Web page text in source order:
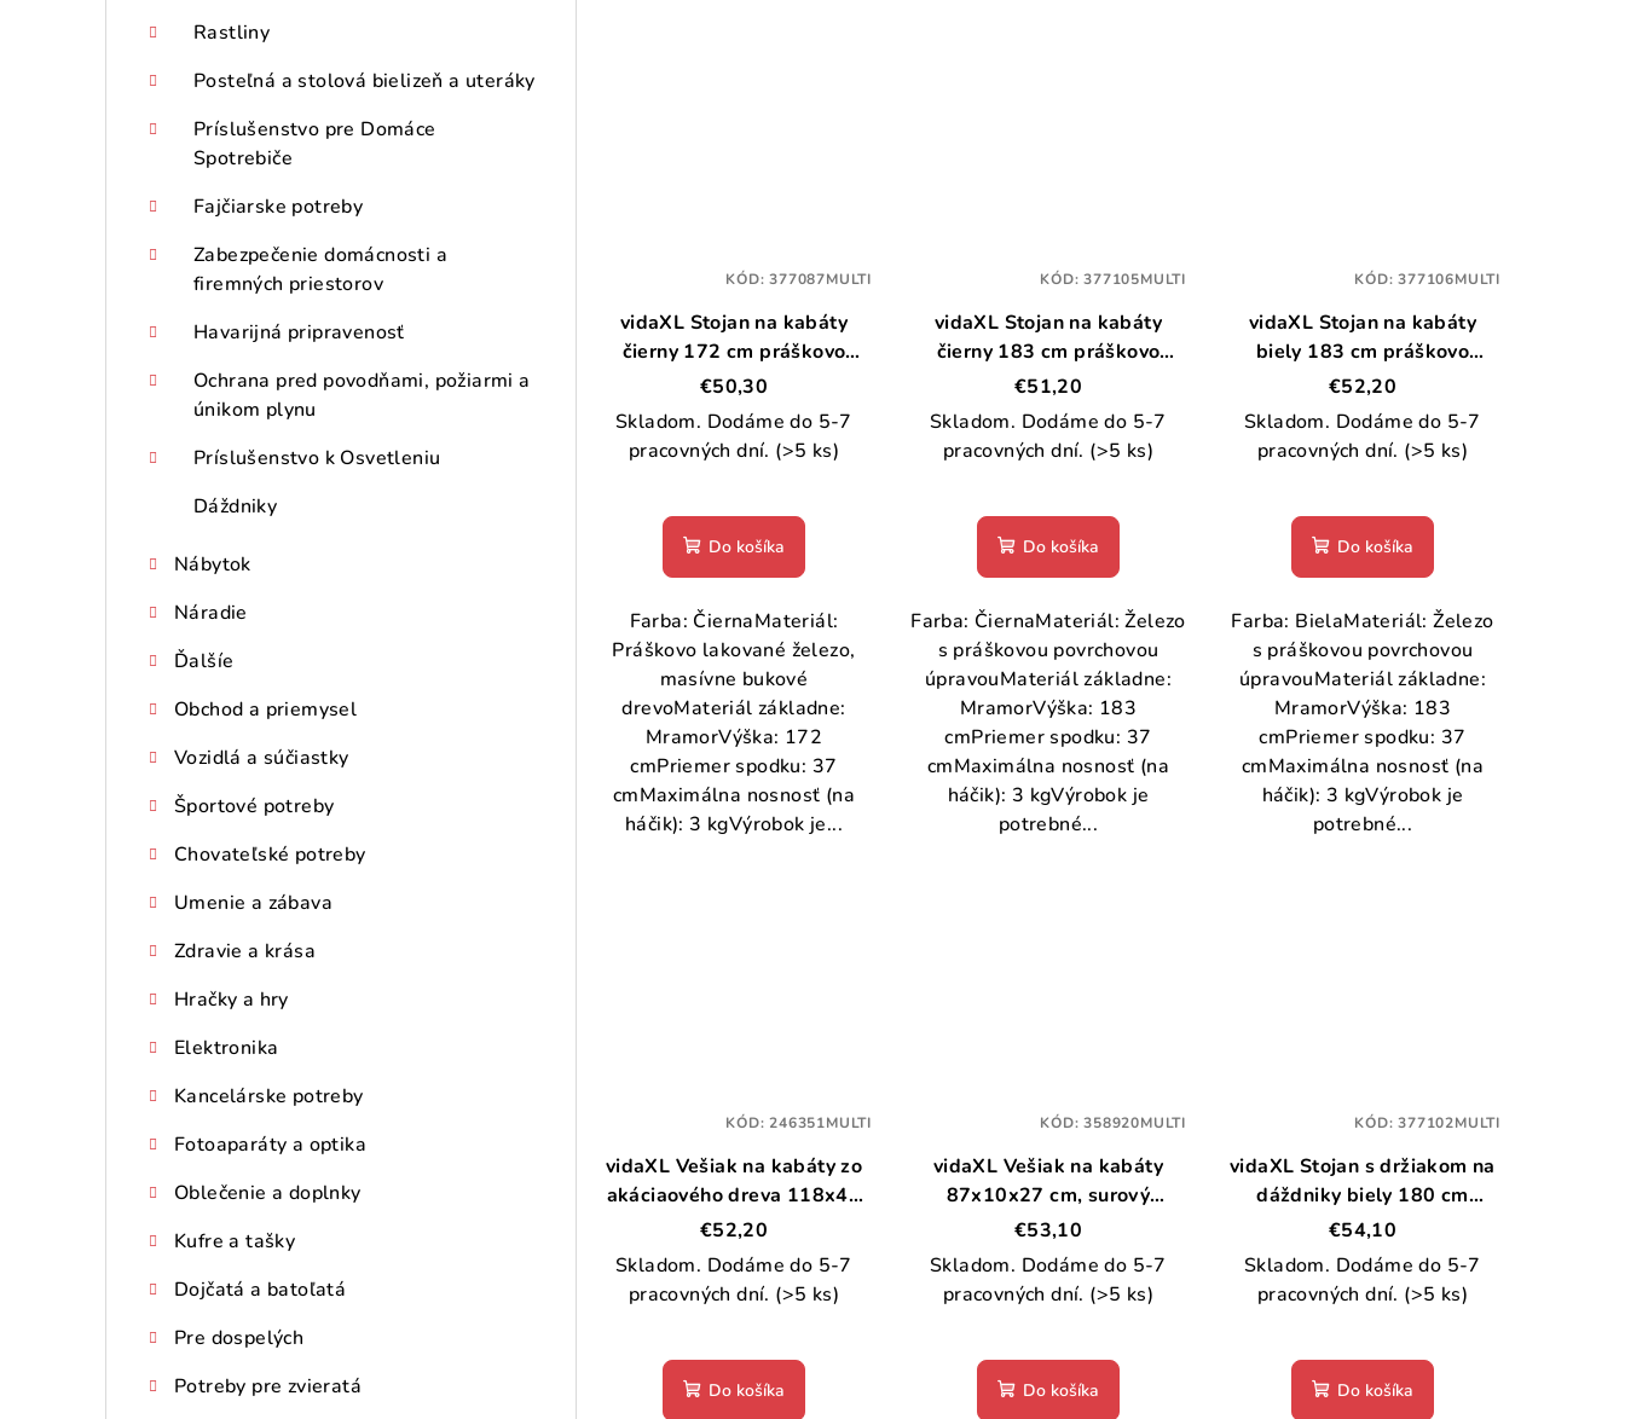
Rastliny
Posteľná a stolová bielizeň a uteráky
Príslušenstvo pre Domáce
Spotrebiče
Fajčiarske potreby
Zabezpečenie domácnosti a
firemných priestorov
Havarijná pripravenosť
Ochrana pred povodňami, požiarmi a
únikom plynu
Príslušenstvo k Osvetleniu
Dáždniky
Nábytok
Náradie
Ďalšíe
Obchod a priemysel
Vozidlá a súčiastky
Športové potreby
Chovateľské potreby
Umenie a zábava
Zdravie a krása
Hračky a hry
Elektronika
Kancelárske potreby
Fotoaparáty a optika
Oblečenie a doplnky
Kufre a tašky
Dojčatá a batoľatá
Pre dospelých
Potreby pre zvieratá
vidaXL Stojan na kabáty
čierny 172 cm práškovo
lakované železo
€50,30
Skladom. Dodáme do 5-7
pracovných dní. (>5 ks)
Do košíka
Farba: ČiernaMateriál:
Práškovo lakované železo,
masívne bukové
drevoMateriál základne:
MramorVýška: 172
cmPriemer spodku: 37
cmMaximálna nosnosť (na
háčik): 3 kgVýrobok je...
KÓD:377087MULTI
vidaXL Stojan na kabáty
čierny 183 cm práškovo
lakované železo
€51,20
Skladom. Dodáme do 5-7
pracovných dní. (>5 ks)
Do košíka
Farba: ČiernaMateriál: Železo
s práškovou povrchovou
úpravouMateriál základne:
MramorVýška: 183
cmPriemer spodku: 37
cmMaximálna nosnosť (na
háčik): 3 kgVýrobok je
potrebné...
KÓD:377105MULTI
vidaXL Stojan na kabáty
biely 183 cm práškovo
lakované železo
€52,20
Skladom. Dodáme do 5-7
pracovných dní. (>5 ks)
Do košíka
Farba: BielaMateriál: Železo
s práškovou povrchovou
úpravouMateriál základne:
MramorVýška: 183
cmPriemer spodku: 37
cmMaximálna nosnosť (na
háčik): 3 kgVýrobok je
potrebné...
KÓD:377106MULTI
vidaXL Vešiak na kabáty zo
akáciaového dreva 118x40
cm
€52,20
Skladom. Dodáme do 5-7
pracovných dní. (>5 ks)
Do košíka
KÓD:246351MULTI
vidaXL Vešiak na kabáty
87x10x27 cm, surový
mangový masív
€53,10
Skladom. Dodáme do 5-7
pracovných dní. (>5 ks)
Do košíka
KÓD:358920MULTI
vidaXL Stojan s držiakom na
dáždniky biely 180 cm
práškované železo
€54,10
Skladom. Dodáme do 5-7
pracovných dní. (>5 ks)
Do košíka
KÓD:377102MULTI